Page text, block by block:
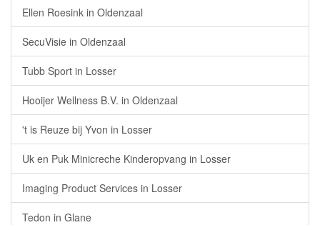
Ellen Roesink in Oldenzaal
SecuVisie in Oldenzaal
Tubb Sport in Losser
Hooijer Wellness B.V. in Oldenzaal
't is Reuze bij Yvon in Losser
Uk en Puk Minicreche Kinderopvang in Losser
Imaging Product Services in Losser
Tedon in Glane